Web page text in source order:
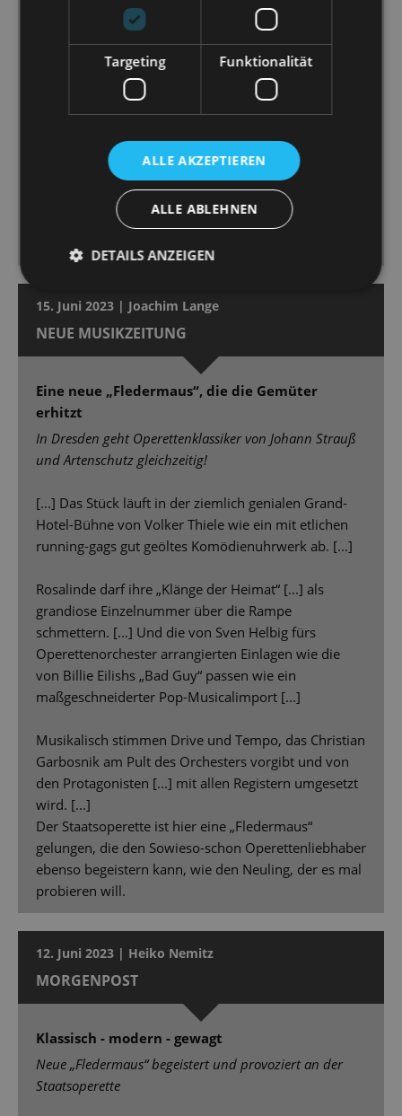
kesse Cowgirl im Marika-Rökk-Revuebild genauso
überzeugend wie die große Diva, wenn sie Zarah-
Leander-like ihre Gefühle mit allem Chorbombast
zelebriert. [...]
Andreas Sauerzapf spielt [...] mit hinreißender Komik,
ein charmanter Loser mit Gigolo-Charme und
Eine durchweg überzeugende Um-und Besetzung
[...]. Auch Ballett und Orchester zeigen das. Dirigent
Christian Garbosnik schwelgt mit Verve in Dostals
Kinopartitur samt Tosca-Zitat und Bart de Clercq lässt
15. Juni 2023 | Joachim Lange
NEUE MUSIKZEITUNG
Eine neue „Fledermaus“, die die Gemüter
erhitzt
In Dresden geht Operettenklassiker von Johann Strauß
und Artenschutz gleichzeitig!
[...] Das Stück läuft in der ziemlich genialen Grand-
Hotel-Bühne von Volker Thiele wie ein mit etlichen
running-gags gut geöltes Komödienuhrwerk ab. [...]
Rosalinde darf ihre „Klänge der Heimat“ [...] als
grandiose Einzelnummer über die Rampe
schmettern. [...] Und die von Sven Helbig fürs
Operettenorchester arrangierten Einlagen wie die
von Billie Eilishs „Bad Guy“ passen wie ein
maßgeschneiderter Pop-Musicalimport [...]
Musikalisch stimmen Drive und Tempo, das Christian
Garbosnik am Pult des Orchesters vorgibt und von
den Protagonisten [...] mit allen Registern umgesetzt
wird. [...]
Der Staatsoperette ist hier eine „Fledermaus“
gelungen, die den Sowieso-schon Operettenliebhaber
ebenso begeistern kann, wie den Neuling, der es mal
probieren will.
12. Juni 2023 | Heiko Nemitz
MORGENPOST
Klassisch - modern - gewagt
Neue „Fledermaus“ begeistert und provoziert an der
Staatsoperette
Targeting Funktionalität
ALLE AKZEPTIEREN
ALLE ABLEHNEN
DETAILS ANZEIGEN